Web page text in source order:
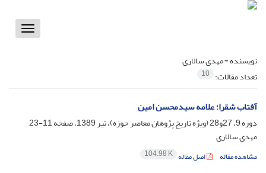
Toggle
نویسنده =مهدی سالاری
تعداد مقالات: 10
آفتاب شقرا؛ علامه سیدمحسن امین
دوره 9، 27و28 (ویژه تاریخ پژوهان معاصر حوزه)، تیر 1389، صفحه
11-23
مهدی سالاری
مشاهده مقاله اصل مقاله 104.98 K